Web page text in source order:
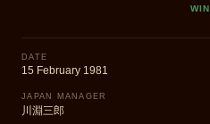
WIN
DATE
15 February 1981
JAPAN MANAGER
川淵三郎